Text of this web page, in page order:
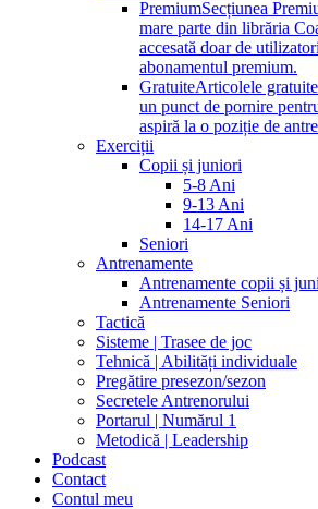
PremiumSecțiunea
mare parte din librăria
accesată doar de
abonamentul premium.
GratuiteArticolele
un punct de pornire
aspiră la o poziție de
Exerciții
Copii și juniori
5-8 Ani
9-13 Ani
14-17 Ani
Seniori
Antrenamente
Antrenamente copii și
Antrenamente Seniori
Tactică
Sisteme | Trasee de joc
Tehnică | Abilități individuale
Pregătire presezon/sezon
Secretele Antrenorului
Portarul | Numărul 1
Metodică | Leadership
Podcast
Contact
Contul meu